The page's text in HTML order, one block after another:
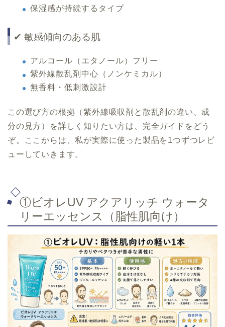
保湿感が持続するタイプ
✔ 敏感傾向のある肌
アルコール（エタノール）フリー
紫外線散乱剤中心（ノンケミカル）
無香料・低刺激設計
この選び方の根拠（紫外線吸収剤と散乱剤の違い、成
分の見方）を詳しく知りたい方は、完全ガイドをどう
ぞ。ここからは、私が実際に使った製品を1つずつレビ
ューしていきます。
①ビオレUV アクアリッチ ウォータ
リーエッセンス（脂性肌向け）